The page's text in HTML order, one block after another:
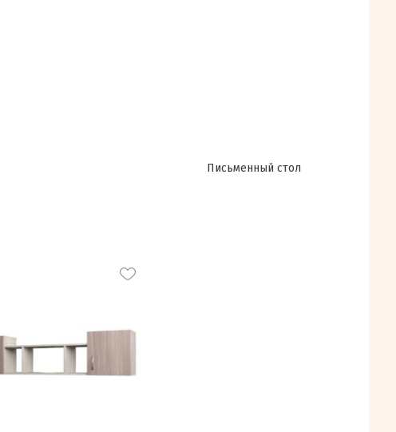
Письменный стол